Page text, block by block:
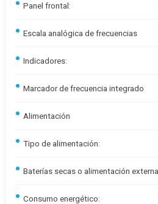
Panel frontal:
Escala analógica de frecuencias
Indicadores:
Marcador de frecuencia integrado
Alimentación
Tipo de alimentación:
Baterías secas o alimentación
Consumo energético: